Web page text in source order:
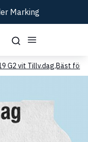
Marking
G2 vit Tillv.dag,Bäst före